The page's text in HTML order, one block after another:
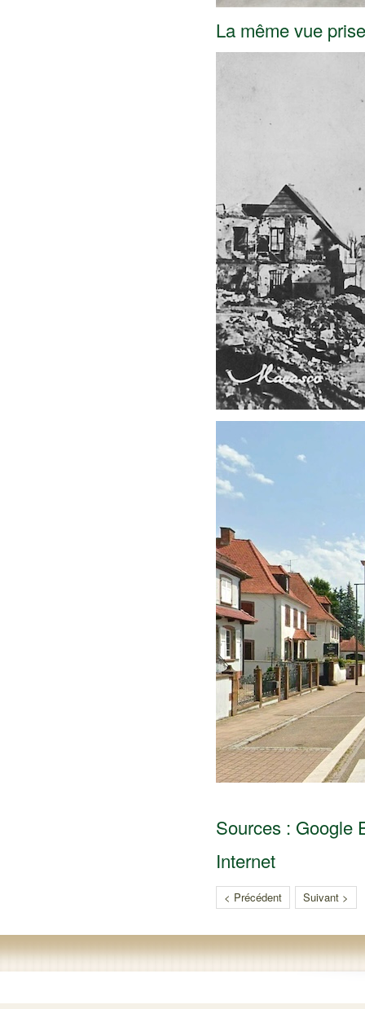
La même vue
Sources : Google
Internet
< Précédent Suivant >